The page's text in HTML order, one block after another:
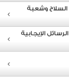
وشعبة
الإيجابية